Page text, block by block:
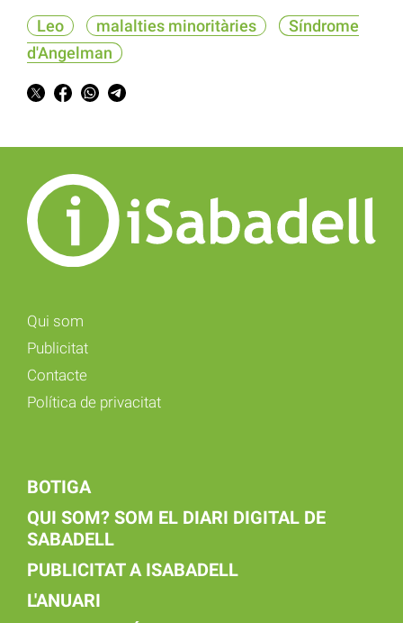
Leo malalties minoritàries
Síndrome
d'Angelman
Qui som
Publicitat
Contacte
Política de privacitat
BOTIGA
QUI SOM? SOM EL DIARI DIGITAL DE
SABADELL
PUBLICITAT A ISABADELL
L'ANUARI